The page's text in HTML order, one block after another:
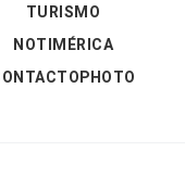
TURISMO
NOTIMÉRICA